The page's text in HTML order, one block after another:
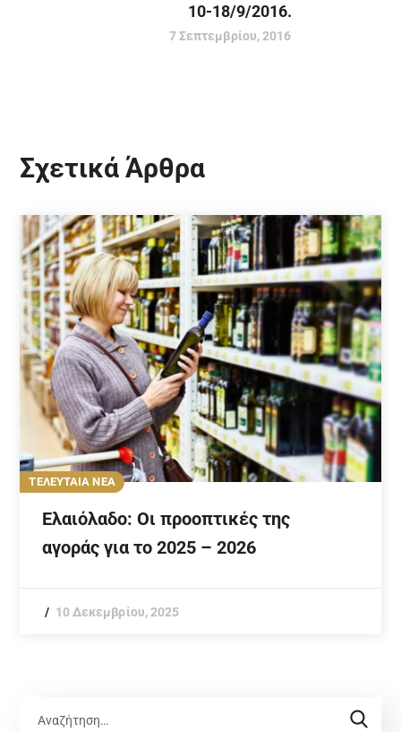
10-18/9/2016.
7 Σεπτεμβρίου, 2016
Σχετικά Άρθρα
ΤΕΛΕΥΤΑΙΑ ΝΕΑ
Ελαιόλαδο: Οι προοπτικές της
αγοράς για το 2025 – 2026
10 Δεκεμβρίου, 2025